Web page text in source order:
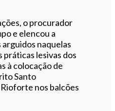
o procurador
e elencou a
arguidos naquelas
lesivas dos
à colocação de
Santo
nos balcões